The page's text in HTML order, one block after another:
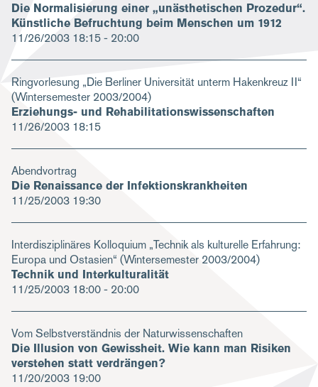
Die Normalisierung einer „unästhetischen Prozedur“.
Künstliche Befruchtung beim Menschen um 1912
11/26/2003 18:15 - 20:00
Ringvorlesung „Die Berliner Universität unterm Hakenkreuz II“
(Wintersemester 2003/2004)
Erziehungs- und Rehabilitationswissenschaften
11/26/2003 18:15
Abendvortrag
Die Renaissance der Infektionskrankheiten
11/25/2003 19:30
Interdisziplinäres Kolloquium „Technik als kulturelle Erfahrung:
Europa und Ostasien“ (Wintersemester 2003/2004)
Technik und Interkulturalität
11/25/2003 18:00 - 20:00
Vom Selbstverständnis der Naturwissenschaften
Die Illusion von Gewissheit. Wie kann man Risiken
verstehen statt verdrängen?
11/20/2003 19:00